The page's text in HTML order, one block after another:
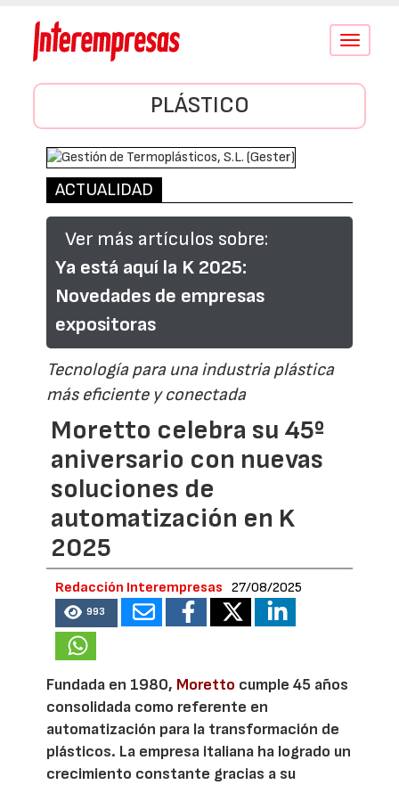
Conmutar
PLÁSTICO
ACTUALIDAD
Ver más artículos sobre:
Ya está aquí la K 2025:
Novedades de empresas
expositoras
Tecnología para una industria plástica
más eficiente y conectada
Moretto celebra su 45º
aniversario con nuevas
soluciones de
automatización en K
2025
Redacción Interempresas 27/08/2025
993
Fundada en 1980, Moretto cumple 45 años
consolidada como referente en
automatización para la transformación de
plásticos. La empresa italiana ha logrado un
crecimiento constante gracias a su